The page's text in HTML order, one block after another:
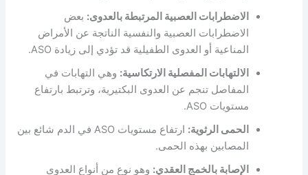
الاضطرابات العصبية المرتبطة بالعدوى: بعض
الاضطرابات العصبية والنفسية الناتجة عن الأمراض
المناعية أو العدوى الطفيلية قد تؤدي إلى زيادة ASO.
الالتهابات المفصلية الارتكاسية: وهي التهابات في
المفاصل تنجم عن العدوى البكتيرية، وترتبط بارتفاع
مستويات ASO.
الحمى الرثوية:
ارتفاع مستويات ASO في الدم شائع بين
المصابين بهذه الحمى.
الإصابة بالخمج العقدي: وهو نوع من أنواع العدوى